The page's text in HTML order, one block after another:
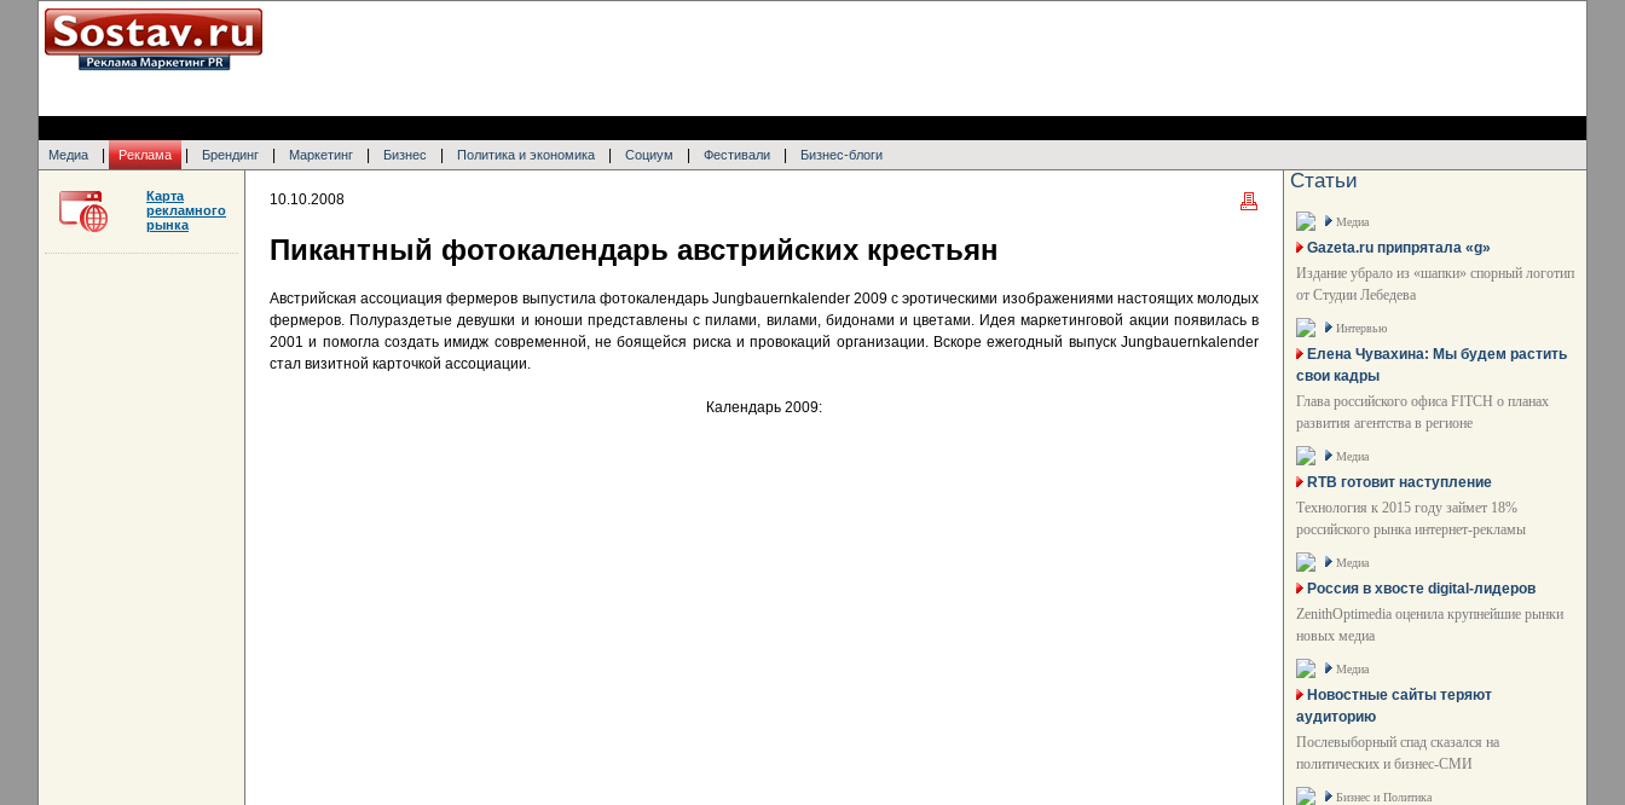
Медиа Реклама Брендинг Маркетинг Бизнес Политика и экономика Социум Фестивали Бизнес-блоги
10.10.2008
Пикантный фотокалендарь австрийских крестьян
Австрийская ассоциация фермеров выпустила фотокалендарь Jungbauernkalender 2009 с эротическими изображениями настоящих молодых
фермеров. Полураздетые девушки и юноши представлены с пилами, вилами, бидонами и цветами. Идея маркетинговой акции появилась в
2001 и помогла создать имидж современной, не боящейся риска и провокаций организации. Вскоре ежегодный выпуск Jungbauernkalender
стал визитной карточкой ассоциации.
Календарь 2009:
Карта
рекламного
рынка
Статьи
Медиа
Gazeta.ru припрятала «g»
Издание убрало из «шапки» спорный логотип
от Студии Лебедева
Интервью
Елена Чувахина: Мы будем растить
свои кадры
Глава российского офиса FITCH о планах
развития агентства в регионе
Медиа
RTB готовит наступление
Технология к 2015 году займет 18%
российского рынка интернет-рекламы
Медиа
Россия в хвосте digital-лидеров
ZenithOptimedia оценила крупнейшие рынки
новых медиа
Медиа
Новостные сайты теряют
аудиторию
Послевыборный спад сказался на
политических и бизнес-СМИ
Бизнес и Политика